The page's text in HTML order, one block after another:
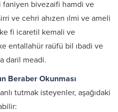
faniyen bivezaifi hamdi ve
ve cehri ahızen ılmi ve ameli
fi icaretil kemali ve
entallahür raüfü bil ıbadi ve
daril meadi.
Beraber Okunması
tutmak isteyenler, aşağıdaki